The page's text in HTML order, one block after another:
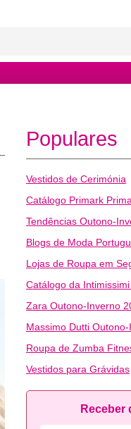
Populares
Vestidos de Cerimónia
Catálogo Primark
Tendências Outono-
Blogs de Moda
Lojas de Roupa em
Catálogo da
Zara Outono-Inverno
Massimo Dutti
Roupa de Zumba
Vestidos para Grávidas
Receber